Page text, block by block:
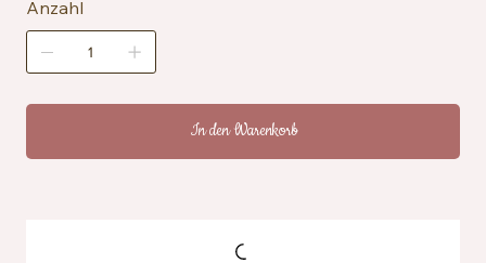
Anzahl
In den Warenkorb